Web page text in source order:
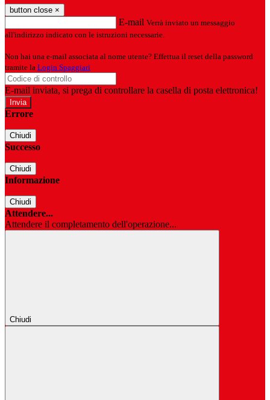
button close ×
E-mail Verrà inviato un messaggio
all'indirizzo indicato con le istruzioni necessarie.
Non hai una e-mail associata al nome utente? Effettua il reset della password
tramite la Login Spaggiari
E-mail inviata, si prega di controllare la casella di posta elettronica!
Errore
Chiudi
Successo
Chiudi
Informazione
Chiudi
Attendere...
Attendere il completamento dell'operazione...
Chiudi